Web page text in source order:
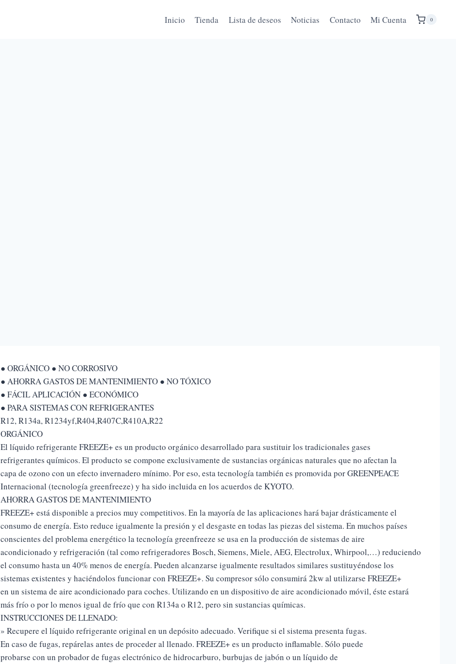
Inicio Tienda Lista de deseos Noticias Contacto Mi Cuenta 0
● ORGÁNICO ● NO CORROSIVO
● AHORRA GASTOS DE MANTENIMIENTO ● NO TÓXICO
● FÁCIL APLICACIÓN ● ECONÓMICO
● PARA SISTEMAS CON REFRIGERANTES
R12, R134a, R1234yf,R404,R407C,R410A,R22
ORGÁNICO
El líquido refrigerante FREEZE+ es un producto orgánico desarrollado para sustituir los tradicionales gases
refrigerantes químicos. El producto se compone exclusivamente de sustancias orgánicas naturales que no afectan la
capa de ozono con un efecto invernadero mínimo. Por eso, esta tecnología también es promovida por GREENPEACE
Internacional (tecnología greenfreeze) y ha sido incluida en los acuerdos de KYOTO.
AHORRA GASTOS DE MANTENIMIENTO
FREEZE+ está disponible a precios muy competitivos. En la mayoría de las aplicaciones hará bajar drásticamente el
consumo de energía. Esto reduce igualmente la presión y el desgaste en todas las piezas del sistema. En muchos países
conscientes del problema energético la tecnología greenfreeze se usa en la producción de sistemas de aire
acondicionado y refrigeración (tal como refrigeradores Bosch, Siemens, Miele, AEG, Electrolux, Whirpool,…) reduciendo
el consumo hasta un 40% menos de energía. Pueden alcanzarse igualmente resultados similares sustituyéndose los
sistemas existentes y haciéndolos funcionar con FREEZE+. Su compresor sólo consumirá 2kw al utilizarse FREEZE+
en un sistema de aire acondicionado para coches. Utilizando en un dispositivo de aire acondicionado móvil, éste estará
más frío o por lo menos igual de frío que con R134a o R12, pero sin sustancias químicas.
INSTRUCCIONES DE LLENADO:
» Recupere el líquido refrigerante original en un depósito adecuado. Verifique si el sistema presenta fugas.
En caso de fugas, repárelas antes de proceder al llenado. FREEZE+ es un producto inflamable. Sólo puede
probarse con un probador de fugas electrónico de hidrocarburo, burbujas de jabón o un líquido de